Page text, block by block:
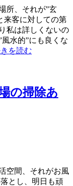
所、それが”玄
来客に対しての第
私は詳しくないの
水的”にも良くな
を読む
の掃除あ
空間、それがお風
とし、明日も頑